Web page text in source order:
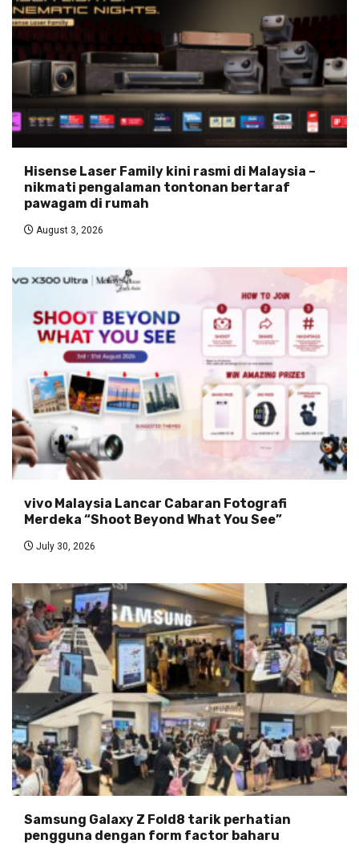
Hisense Laser Family kini rasmi di Malaysia –
nikmati pengalaman tontonan bertaraf
pawagam di rumah
August 3, 2026
vivo Malaysia Lancar Cabaran Fotografi
Merdeka “Shoot Beyond What You See”
July 30, 2026
Samsung Galaxy Z Fold8 tarik perhatian
pengguna dengan form factor baharu